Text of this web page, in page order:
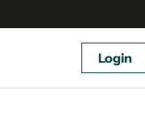
Login